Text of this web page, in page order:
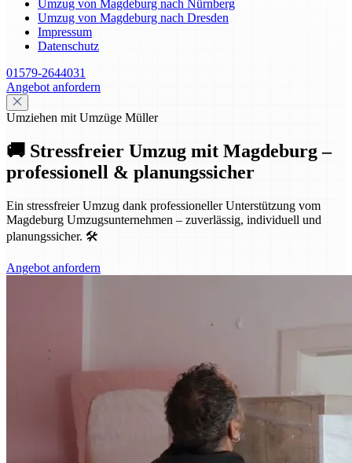
Umzug von Magdeburg nach Nürnberg
Umzug von Magdeburg nach Dresden
Impressum
Datenschutz
01579-2644031
Angebot anfordern
Umziehen mit Umzüge Müller
🚚 Stressfreier Umzug mit Magdeburg –
professionell & planungssicher
Ein stressfreier Umzug dank professioneller Unterstützung vom
Magdeburg Umzugsunternehmen – zuverlässig, individuell und
planungssicher. 🛠️
Angebot anfordern